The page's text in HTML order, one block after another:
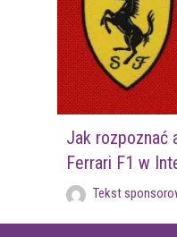
Jak rozpoznać
Ferrari F1 w
Tekst